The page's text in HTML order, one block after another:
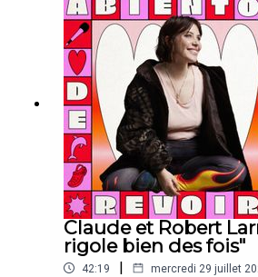
illustration animation Lou
productionCaroline Bérault :
Carrour : vignette Joanna &
Claude et Robert
rigole bien des fois"
42:19 | mercredi 29 juillet